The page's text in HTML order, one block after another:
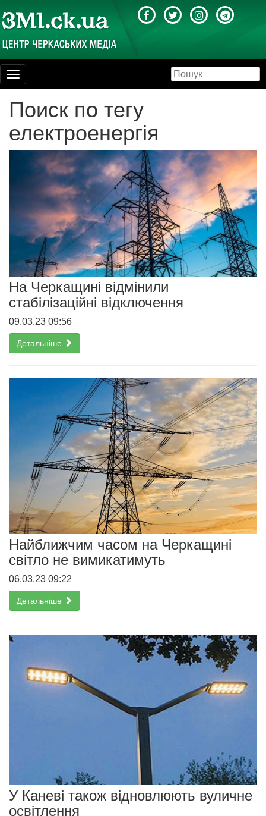
Toggle
navigation
Поиск по тегу
електроенергія
На Черкащині відмінили
стабілізаційні відключення
09.03.23 09:56
Детальніше
Найближчим часом на Черкащині
світло не вимикатимуть
06.03.23 09:22
Детальніше
У Каневі також відновлюють вуличне
освітлення